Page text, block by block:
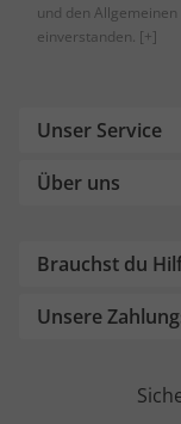
und den
einverstanden. [+]
Unser Service
Über uns
Brauchst du
Unsere